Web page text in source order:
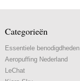
Categorieën
Essentiele benodigdheden
Aeropuffing Nederland
LeChat